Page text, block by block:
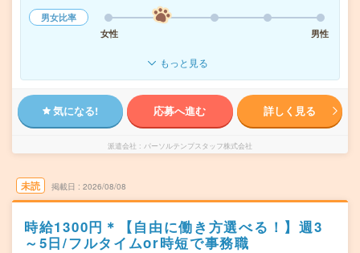
男女比率
女性
男性
もっと見る
気になる! 応募へ進む 詳しく見る
派遣会社 パーソルテンプスタッフ株式会社
未読 掲載日 2026/08/08
時給1300円＊【自由に働き方選べる！】週3
～5日/フルタイムor時短で事務職